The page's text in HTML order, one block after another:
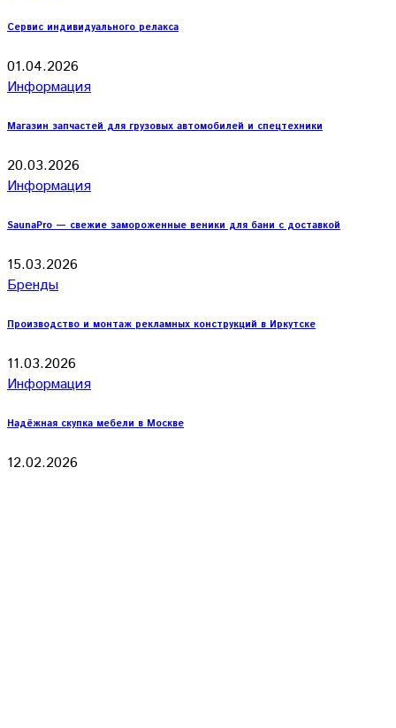
Сервис индивидуального релакса
01.04.2026
Информация
Магазин запчастей для грузовых автомобилей и спецтехники
20.03.2026
Информация
SaunaPro — свежие замороженные веники для бани с доставкой
15.03.2026
Бренды
Производство и монтаж рекламных конструкций в Иркутске
11.03.2026
Информация
Надёжная скупка мебели в Москве
12.02.2026